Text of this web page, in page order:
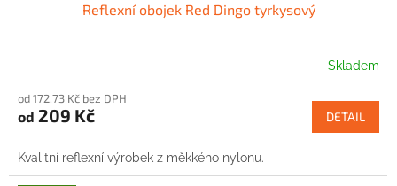
Reflexní obojek Red Dingo tyrkysový
Skladem
od 172,73 Kč bez DPH
od 209 Kč DETAIL
Kvalitní reflexní výrobek z měkkého nylonu.